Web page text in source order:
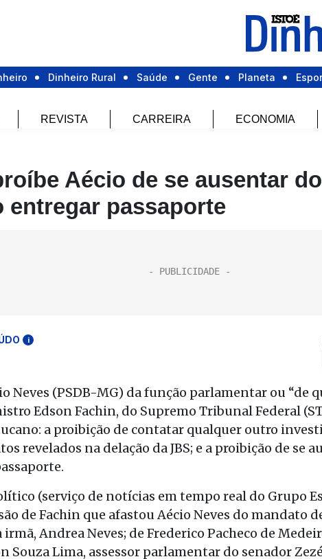
Dinheiro Rural Saúde Gente Planeta
REVISTA CARREIRA ECONOMIA
Aécio de se ausentar
entregar passaporte
i
Neves (PSDB-MG) da função parlamentar ou “de
Edson Fachin, do Supremo Tribunal Federal
a proibição de contatar qualquer outro
revelados na delação da JBS; e a proibição de se
(serviço de notícias em tempo real do Grupo
de Fachin que afastou Aécio Neves do mandato
irmã, Andrea Neves; de Frederico Pacheco de
Souza Lima, assessor parlamentar do senador